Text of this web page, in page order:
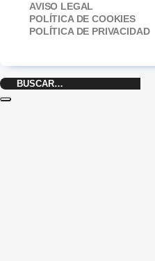
AVISO LEGAL
POLÍTICA DE COOKIES
POLÍTICA DE PRIVACIDAD
Buscar
por: